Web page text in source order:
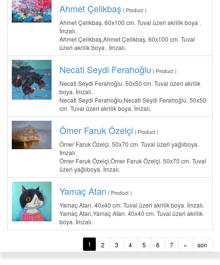
Ahmet Çelikbaş ( Product )
Ahmet Çelikbaş. 60x100 cm. Tuval üzeri akrilik boya .
İmzalı.
Ahmet Çelikbaş,Ahmet Çelikbaş. 60x100 cm. Tuval
üzeri akrilik boya . İmzalı.
Necati Seydi Ferahoğlu ( Product )
Necati Seydi Ferahoğlu. 50x50 cm. Tuval üzeri akrilik
boya. İmzalı.
Necati Seydi Ferahoğlu,Necati Seydi Ferahoğlu. 50x50
cm. Tuval üzeri akrilik boya. İmzalı.
Ömer Faruk Özelçi ( Product )
Ömer Faruk Özelçi. 50x70 cm. Tuval üzeri yağlıboya.
İmzalı.
Ömer Faruk Özelçi,Ömer Faruk Özelçi. 50x70 cm. Tuval
üzeri yağlıboya. İmzalı.
Yamaç Atan ( Product )
Yamaç Atan. 40x40 cm. Tuval üzeri akrilik boya. İmzalı.
Yamaç Atan,Yamaç Atan. 40x40 cm. Tuval üzeri akrilik
boya. İmzalı.
1 2 3 4 5 6 7 » son